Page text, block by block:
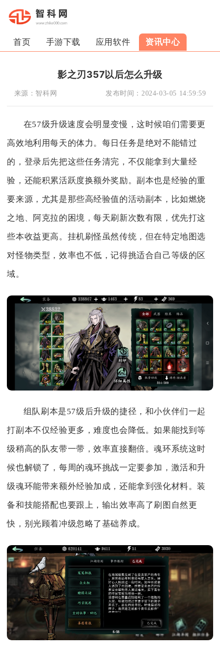
首页 手游下载 应用软件 资讯中心
影之刃357以后怎么升级
来源： 智科网 发布时间： 2024-03-05 14:59:59
在57级升级速度会明显变慢，这时候咱们需要更
高效地利用每天的体力。每日任务是绝对不能错过
的，登录后先把这些任务清完，不仅能拿到大量经
验，还能积累活跃度换额外奖励。副本也是经验的重
要来源，尤其是那些高经验值的活动副本，比如燃烧
之地、阿克拉的困境，每天刷新次数有限，优先打这
些本收益更高。挂机刷怪虽然传统，但在特定地图选
对怪物类型，效率也不低，记得挑适合自己等级的区
域。
组队刷本是57级后升级的捷径，和小伙伴们一起
打副本不仅经验更多，难度也会降低。如果能找到等
级稍高的队友带一带，效率直接翻倍。魂环系统这时
候也解锁了，每周的魂环挑战一定要参加，激活和升
级魂环能带来额外经验加成，还能拿到强化材料。装
备和技能搭配也要跟上，输出效率高了刷图自然更
快，别光顾着冲级忽略了基础养成。